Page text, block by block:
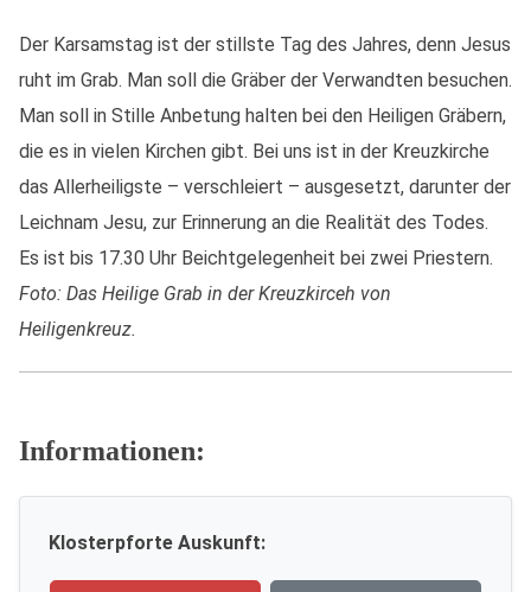
Der Karsamstag ist der stillste Tag des Jahres, denn Jesus
ruht im Grab. Man soll die Gräber der Verwandten besuchen.
Man soll in Stille Anbetung halten bei den Heiligen Gräbern,
die es in vielen Kirchen gibt. Bei uns ist in der Kreuzkirche
das Allerheiligste – verschleiert – ausgesetzt, darunter der
Leichnam Jesu, zur Erinnerung an die Realität des Todes.
Es ist bis 17.30 Uhr Beichtgelegenheit bei zwei Priestern.
Foto: Das Heilige Grab in der Kreuzkirceh von
Heiligenkreuz.
Informationen:
Klosterpforte Auskunft: